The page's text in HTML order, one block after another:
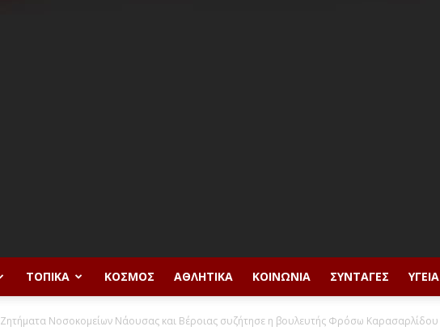
ΤΟΠΙΚΆ ΚΌΣΜΟΣ ΑΘΛΗΤΙΚΆ ΚΟΙΝΩΝΊΑ ΣΥΝΤΑΓΈΣ ΥΓΕΊΑ
Ζητήματα Νοσοκομείων Νάουσας και Βέροιας συζήτησε η βουλευτής Φρόσω Καρασαρλίδου